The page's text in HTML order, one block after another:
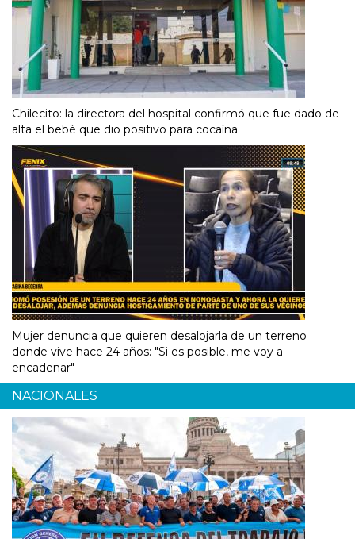
Chilecito: la directora del hospital confirmó que fue dado de
alta el bebé que dio positivo para cocaína
Mujer denuncia que quieren desalojarla de un terreno
donde vive hace 24 años: "Si es posible, me voy a
encadenar"
NACIONALES